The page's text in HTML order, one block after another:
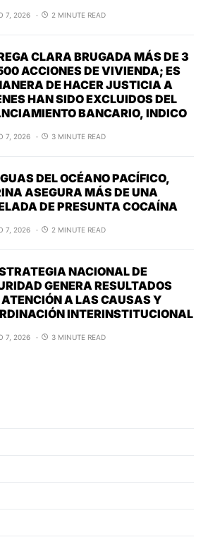
7, 2026 2 MINUTE READ
CLARA BRUGADA MÁS DE 3
ACCIONES DE VIVIENDA; ES
DE HACER JUSTICIA A
HAN SIDO EXCLUIDOS DEL
BANCARIO, INDICO
7, 2026 3 MINUTE READ
DEL OCÉANO PACÍFICO,
ASEGURA MÁS DE UNA
DE PRESUNTA COCAÍNA
7, 2026 2 MINUTE READ
NACIONAL DE
GENERA RESULTADOS
ATENCIÓN A LAS CAUSAS Y
INTERINSTITUCIONAL
7, 2026 3 MINUTE READ